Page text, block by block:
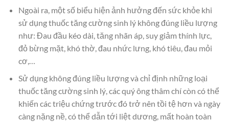
Ngoài ra, một số biểu hiện ảnh hưởng đến sức khỏe khi
sử dụng thuốc tăng cường sinh lý không đúng liều lượng
như: Đau đầu kéo dài, tăng nhãn áp, suy giảm thính lực,
đỏ bừng mặt, khó thờ, đau nhức lưng, khó tiêu, đau mỏi
cơ,…
Sử dụng không đúng liều lượng và chỉ định những loại
thuốc tăng cường sinh lý, các quý ông thâm chí còn có thể
khiến các triệu chứng trước đó trở nên tồi tệ hơn và ngày
càng nặng nề, có thể dẫn tới liệt dương, mất hoàn toàn